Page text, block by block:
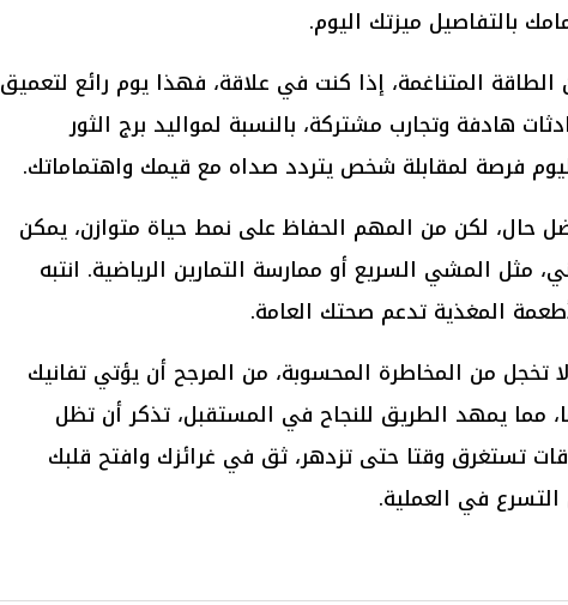
بالتفاصيل ميزتك اليوم.
المتناغمة، إذا كنت في علاقة، فهذا يوم رائع لتعميق
هادفة وتجارب مشتركة، بالنسبة لمواليد برج الثور
فرصة لمقابلة شخص يتردد صداه مع قيمك واهتماماتك.
حال، لكن من المهم الحفاظ على نمط حياة متوازن، يمكن
مثل المشي السريع أو ممارسة التمارين الرياضية. انتبه
المغذية تدعم صحتك العامة.
تخجل من المخاطرة المحسوبة، من المرجح أن يؤتي تفانيك
مما يمهد الطريق للنجاح في المستقبل، تذكر أن تظل
تستغرق وقتا حتى تزدهر، ثق في غرائزك وافتح قلبك
في العملية.